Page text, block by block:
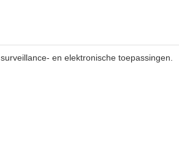
en elektronische toepassingen.